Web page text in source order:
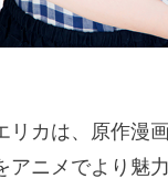
カは、原作漫
ニメでより魅